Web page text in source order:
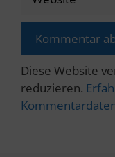
Diese Website
reduzieren.